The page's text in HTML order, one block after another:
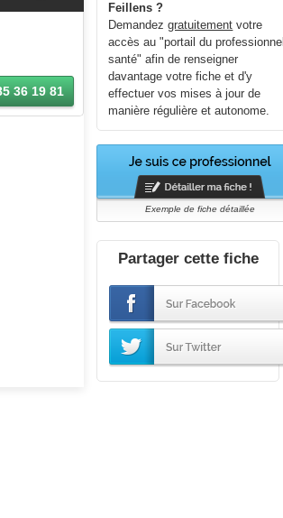
36 19 81
Feillens ?
Demandezgratuitement votre
accès au "portail du professionnel
santé" afin de renseigner
davantage votre fiche et d'y
effectuer vos mises à jour de
manière régulière et autonome.
Exemple de fiche détaillée
Partager cette fiche